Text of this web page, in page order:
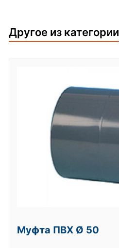
Другое из категории
Муфта ПВХ Ø 50